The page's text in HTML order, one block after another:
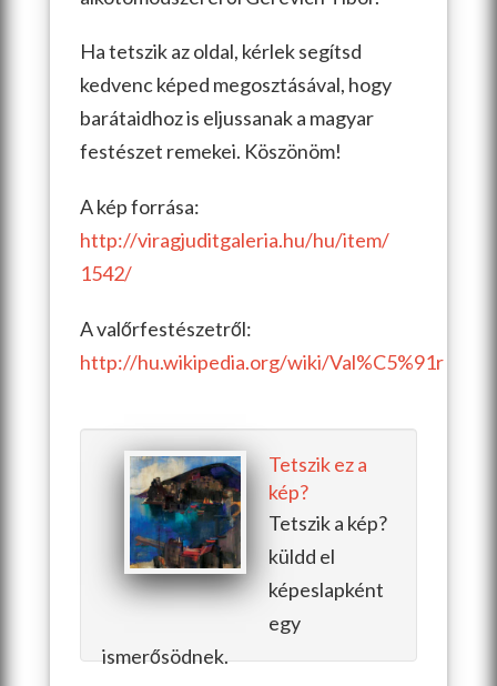
Ha tetszik az oldal, kérlek segítsd
kedvenc képed megosztásával, hogy
barátaidhoz is eljussanak a magyar
festészet remekei. Köszönöm!
A kép forrása:
http://viragjuditgaleria.hu/hu/item/
1542/
A valőrfestészetről:
http://hu.wikipedia.org/wiki/Val%C5%91r
Tetszik ez a
kép?
Tetszik a kép?
küldd el
képeslapként
egy
ismerősödnek.